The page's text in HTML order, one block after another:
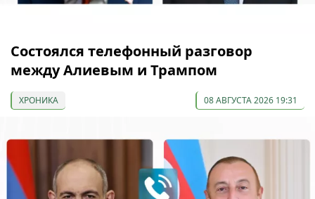
Состоялся телефонный разговор
между Алиевым и Трампом
ХРОНИКА 08 АВГУСТА 2026 19:31